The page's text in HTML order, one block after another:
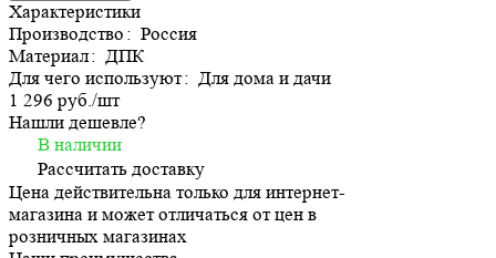
Характеристики
Производство: Россия
Материал: ДПК
Для чего используют: Для дома и дачи
1 296 руб./шт
Нашли дешевле?
В наличии
Рассчитать доставку
Цена действительна только для интернет-
магазина и может отличаться от цен в
розничных магазинах